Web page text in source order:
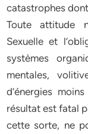
catastrophes
Toute attitude
Sexuelle et
systèmes
mentales,
d’énergies
résultat est fatal
cette sorte, ne